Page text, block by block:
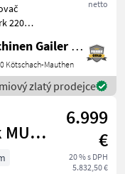
netto
220
pre
do
Maschinen Gailer GmbH
Kötschach-Mauthen
zlatý prodejce
6.999
€
20 % s DPH
5.832,50 €